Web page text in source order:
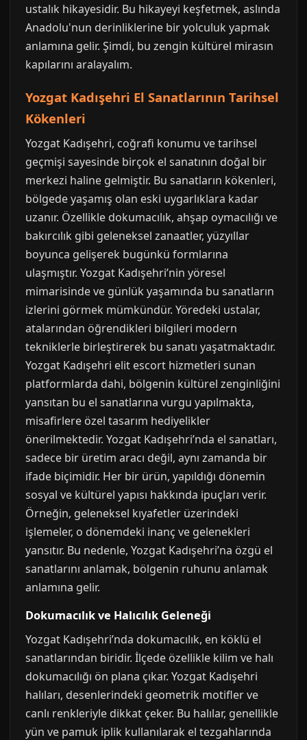
ustalık hikayesidir. Bu hikayeyi keşfetmek, aslında
Anadolu'nun derinliklerine bir yolculuk yapmak
anlamına gelir. Şimdi, bu zengin kültürel mirasın
kapılarını aralayalım.
Yozgat Kadışehri El Sanatlarının Tarihsel
Kökenleri
Yozgat Kadışehri, coğrafi konumu ve tarihsel
geçmişi sayesinde birçok el sanatının doğal bir
merkezi haline gelmiştir. Bu sanatların kökenleri,
bölgede yaşamış olan eski uygarlıklara kadar
uzanır. Özellikle dokumacılık, ahşap oymacılığı ve
bakırcılık gibi geleneksel zanaatler, yüzyıllar
boyunca gelişerek bugünkü formlarına
ulaşmıştır. Yozgat Kadışehri’nin yöresel
mimarisinde ve günlük yaşamında bu sanatların
izlerini görmek mümkündür. Yöredeki ustalar,
atalarından öğrendikleri bilgileri modern
tekniklerle birleştirerek bu sanatı yaşatmaktadır.
Yozgat Kadışehri elit escort hizmetleri sunan
platformlarda dahi, bölgenin kültürel zenginliğini
yansıtan bu el sanatlarına vurgu yapılmakta,
misafirlere özel tasarım hediyelikler
önerilmektedir. Yozgat Kadışehri’nda el sanatları,
sadece bir üretim aracı değil, aynı zamanda bir
ifade biçimidir. Her bir ürün, yapıldığı dönemin
sosyal ve kültürel yapısı hakkında ipuçları verir.
Örneğin, geleneksel kıyafetler üzerindeki
işlemeler, o dönemdeki inanç ve gelenekleri
yansıtır. Bu nedenle, Yozgat Kadışehri’na özgü el
sanatlarını anlamak, bölgenin ruhunu anlamak
anlamına gelir.
Dokumacılık ve Halıcılık Geleneği
Yozgat Kadışehri’nda dokumacılık, en köklü el
sanatlarından biridir. İlçede özellikle kilim ve halı
dokumacılığı ön plana çıkar. Yozgat Kadışehri
halıları, desenlerindeki geometrik motifler ve
canlı renkleriyle dikkat çeker. Bu halılar, genellikle
yün ve pamuk iplik kullanılarak el tezgahlarında